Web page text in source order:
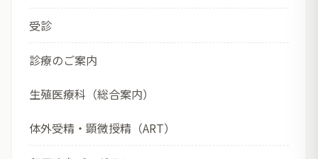
受診
診療のご案内
生殖医療科（総合案内）
体外受精・顕微授精（ART）